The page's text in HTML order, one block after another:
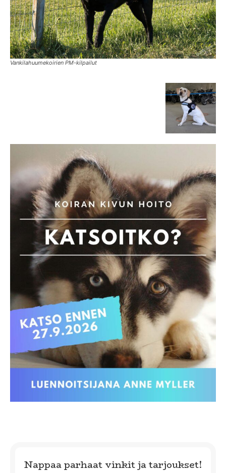
Vankilahuumekoirien PM-kilpailut
Nappaa parhaat vinkit ja tarjoukset!